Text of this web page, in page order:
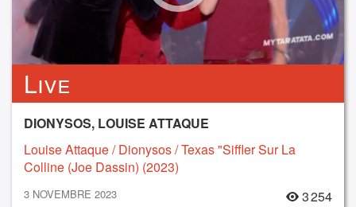
Live
DIONYSOS, LOUISE ATTAQUE
Louise Attaque / Dionysos / Texas "Siffler Sur La
Colline (Joe Dassin) (2023)
3 NOVEMBRE 2023 3 254